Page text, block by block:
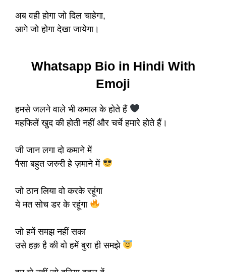
अब वही होगा जो दिल चाहेगा,
आगे जो होगा देखा जायेगा।
Whatsapp Bio in Hindi With
Emoji
हमसे जलने वाले भी कमाल के होते हैं
महफिलें खुद की होती नहीं और चर्चे हमारे होते हैं।
जी जान लगा दो कमाने में
पैसा बहुत जरुरी हे ज़माने में
जो ठान लिया वो करके रहूंगा
ये मत सोच डर के रहूंगा
जो हमें समझ नहीं सका
उसे हक़ है की वो हमें बुरा ही समझे